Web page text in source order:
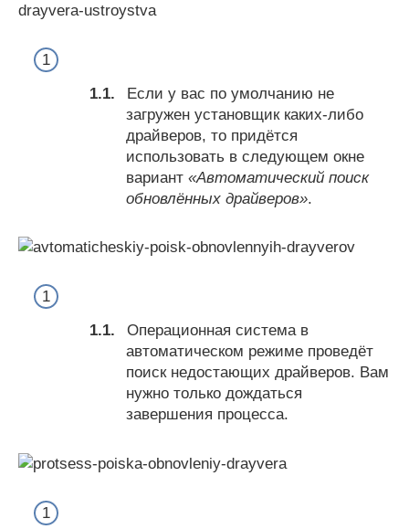
Если у вас по умолчанию не
загружен установщик каких-либо
драйверов, то придётся
использовать в следующем окне
вариант «Автоматический поиск
обновлённых драйверов».
Операционная система в
автоматическом режиме проведёт
поиск недостающих драйверов. Вам
нужно только дождаться
завершения процесса.